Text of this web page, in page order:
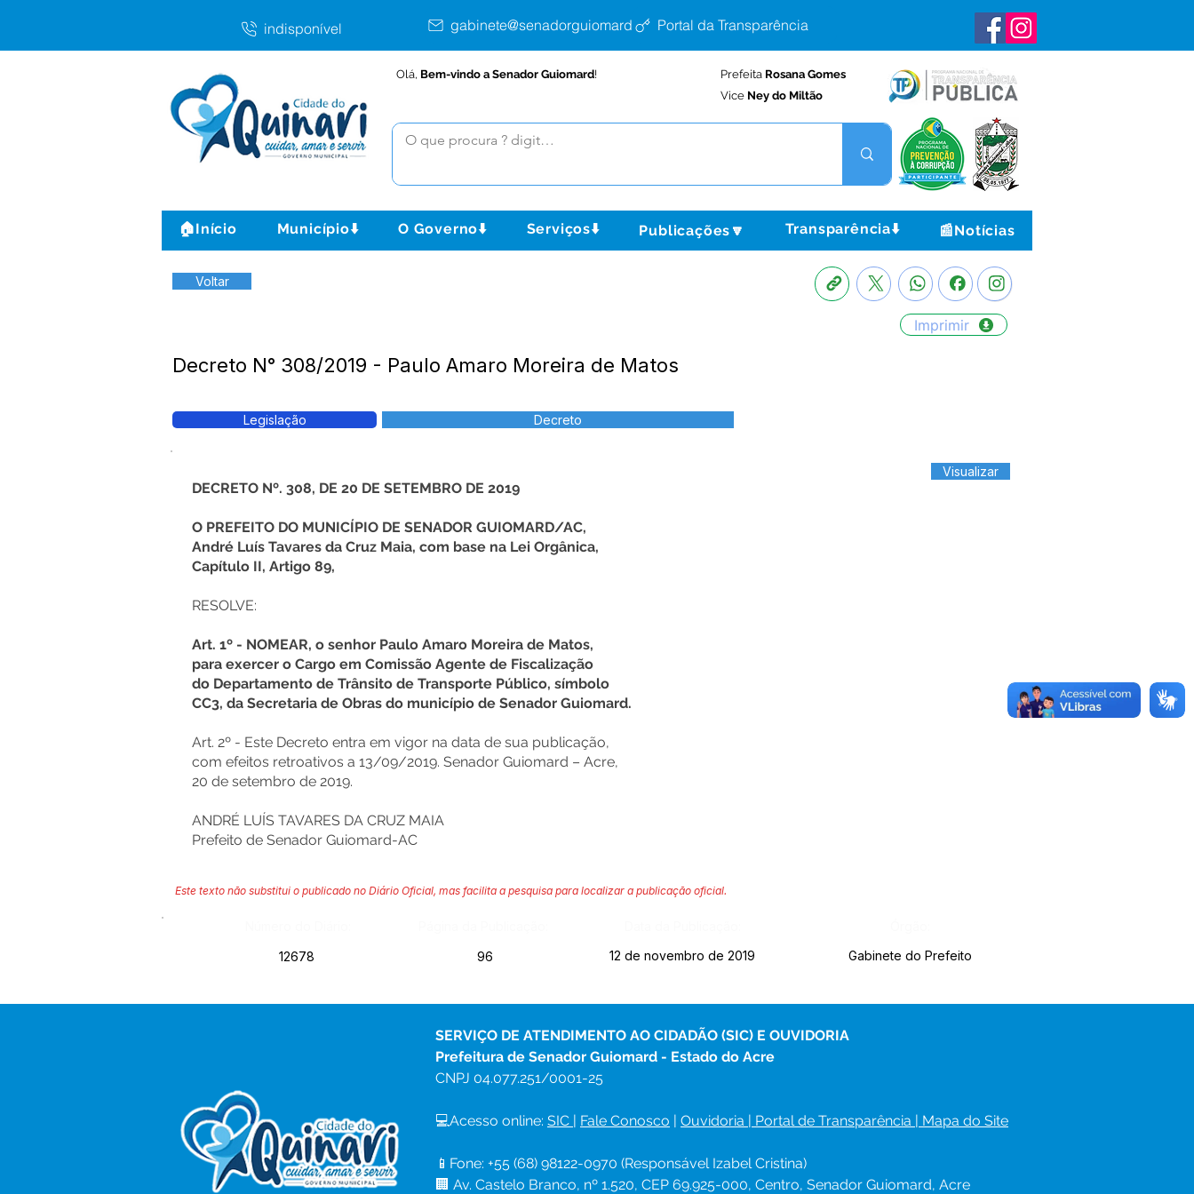
indisponível gabinete@senadorguiomard.ac.gov.brPortal da Transparência
Olá, Bem-vindo a Senador Guiomard! Prefeita Rosana Gomes
Vice Ney do Miltão
🏠Início Município⬇️ O Governo⬇️ Serviços⬇️ Publicações🔽 Transparência⬇️ 📰Notícias
Voltar
Imprimir
Decreto N° 308/2019 - Paulo Amaro Moreira de Matos
Legislação Decreto
Visualizar
DECRETO Nº. 308, DE 20 DE SETEMBRO DE 2019
O PREFEITO DO MUNICÍPIO DE SENADOR GUIOMARD/AC,
André Luís Tavares da Cruz Maia, com base na Lei Orgânica,
Capítulo II, Artigo 89,
RESOLVE:
Art. 1º - NOMEAR, o senhor Paulo Amaro Moreira de Matos,
para exercer o Cargo em Comissão Agente de Fiscalização
do Departamento de Trânsito de Transporte Público, símbolo
CC3, da Secretaria de Obras do município de Senador Guiomard.
Art. 2º - Este Decreto entra em vigor na data de sua publicação,
com efeitos retroativos a 13/09/2019. Senador Guiomard – Acre,
20 de setembro de 2019.
ANDRÉ LUÍS TAVARES DA CRUZ MAIA
Prefeito de Senador Guiomard-AC
Este texto não substitui o publicado no Diário Oficial, mas facilita a pesquisa para localizar a publicação oficial.
12678
96 12 de novembro de 2019 Gabinete do Prefeito
SERVIÇO DE ATENDIMENTO AO CIDADÃO (SIC) E OUVIDORIA
Prefeitura de Senador Guiomard - Estado do Acre
CNPJ 04.077.251/0001-25
💻Acesso online: SIC | Fale Conosco | Ouvidoria | Portal de Transparência | Mapa do Site
📱Fone: +55 (68) 98122-0970 (Responsável Izabel Cristina)
🏢 Av. Castelo Branco, nº 1.520, CEP 69.925-000, Centro, Senador Guiomard, Acre